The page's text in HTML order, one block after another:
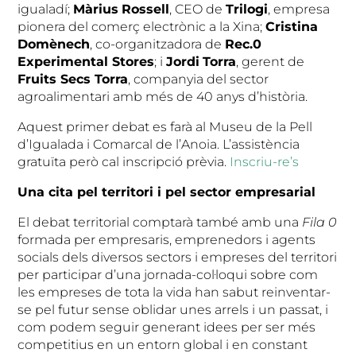
igualadí; Màrius Rossell, CEO deTrilogi, empresa
pionera del comerç electrònic a la Xina;Cristina
Domènech, co-organitzadora de Rec.0
Experimental Stores; iJordi Torra, gerent de
Fruits Secs Torra, companyia del sector
agroalimentari amb més de 40 anys d’història.
Aquest primer debat es farà al Museu de la Pell
d’Igualada i Comarcal de l’Anoia. L’assistència
gratuïta però cal inscripció prèvia. Inscriu-re’s
Una cita pel territori i pel sector empresarial
El debat territorial comptarà també amb una Fila 0
formada per empresaris, emprenedors i agents
socials dels diversos sectors i empreses del territori
per participar d’una jornada-col·loqui sobre com
les empreses de tota la vida han sabut reinventar-
se pel futur sense oblidar unes arrels i un passat, i
com podem seguir generant idees per ser més
competitius en un entorn global i en constant